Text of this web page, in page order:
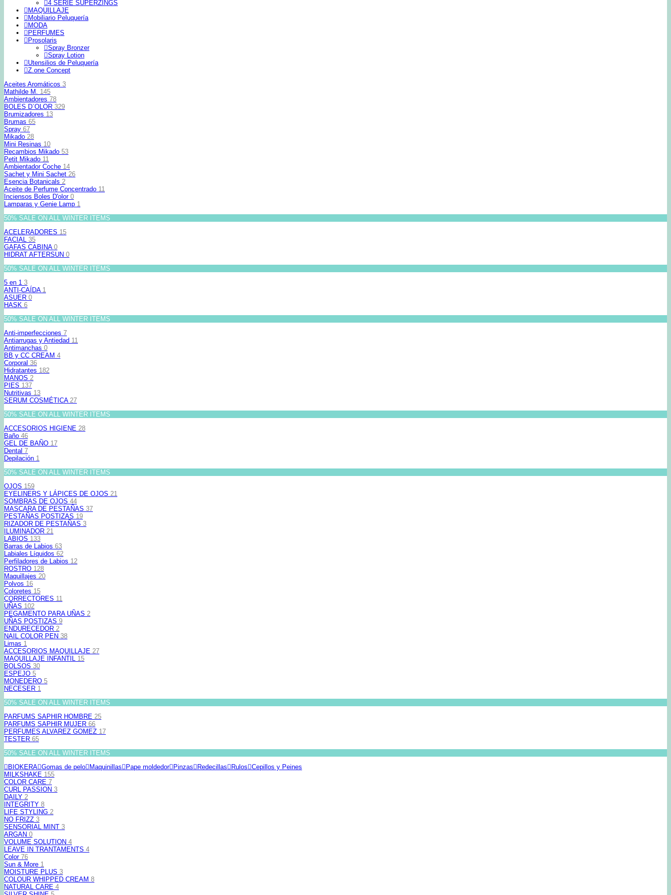
4 SERIE SUPERZINGS
MAQUILLAJE
Mobiliario Peluquería
MODA
PERFUMES
Prosolaris
Spray Bronzer
Spray Lotion
Utensilios de Peluquería
Z.one Concept
Aceites Aromáticos 3
Mathilde M. 145
Ambientadores 78
BOLES D`OLOR 329
Brumizadores 13
Brumas 65
Spray 67
Mikado 28
Mini Resinas 10
Recambios Mikado 53
Petit Mikado 11
Ambientador Coche 14
Sachet y Mini Sachet 26
Esencia Botanicals 2
Aceite de Perfume Concentrado 11
Inciensos Boles D'olor 0
Lamparas y Genie Lamp 1
50% SALE ON ALL WINTER ITEMS
ACELERADORES 15
FACIAL 35
GAFAS CABINA 0
HIDRAT AFTERSUN 0
50% SALE ON ALL WINTER ITEMS
5 en 1 3
ANTI-CAÍDA 1
ASUER 0
HASK 6
50% SALE ON ALL WINTER ITEMS
Anti-imperfecciones 7
Antiarrugas y Antiedad 11
Antimanchas 0
BB y CC CREAM 4
Corporal 36
Hidratantes 182
MANOS 2
PIES 137
Nutritivas 13
SERUM COSMÉTICA 27
50% SALE ON ALL WINTER ITEMS
ACCESORIOS HIGIENE 28
Baño 46
GEL DE BAÑO 17
Dental 7
Depilación 1
50% SALE ON ALL WINTER ITEMS
OJOS 159
EYELINERS Y LÁPICES DE OJOS 21
SOMBRAS DE OJOS 44
MASCARA DE PESTAÑAS 37
PESTAÑAS POSTIZAS 19
RIZADOR DE PESTAÑAS 3
ILUMINADOR 21
LABIOS 133
Barras de Labios 63
Labiales Líquidos 62
Perfiladores de Labios 12
ROSTRO 128
Maquillajes 20
Polvos 16
Coloretes 15
CORRECTORES 11
UÑAS 102
PEGAMENTO PARA UÑAS 2
UÑAS POSTIZAS 9
ENDURECEDOR 2
NAIL COLOR PEN 38
Limas 1
ACCESORIOS MAQUILLAJE 27
MAQUILLAJE INFANTIL 15
BOLSOS 30
ESPEJO 5
MONEDERO 5
NECESER 1
50% SALE ON ALL WINTER ITEMS
PARFUMS SAPHIR HOMBRE 25
PARFUMS SAPHIR MUJER 66
PERFUMES ALVAREZ GOMEZ 17
TESTER 65
50% SALE ON ALL WINTER ITEMS
BIOKERA Gomas de pelo Maquinillas Pape moldedor Pinzas Redecillas Rulos Cepillos y Peines
MILKSHAKE 155
COLOR CARE 7
CURL PASSION 3
DAILY 2
INTEGRITY 8
LIFE STYLING 2
NO FRIZZ 3
SENSORIAL MINT 3
ARGAN 0
VOLUME SOLUTION 4
LEAVE IN TRANTAMENTS 4
Color 76
Sun & More 1
MOISTURE PLUS 3
COLOUR WHIPPED CREAM 8
NATURAL CARE 4